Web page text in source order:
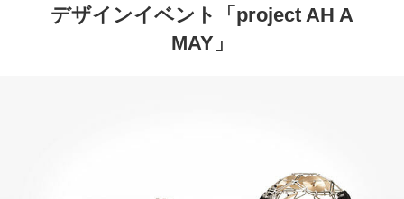
COLUMN
デザインイベント「project AH A
MAY」